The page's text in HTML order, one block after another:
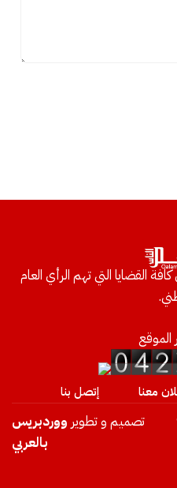
القضايا التي تهم الرأي العام
الموقع
معنا إتصل بنا
تصميم و تطوير ووردبريس
بالعربي